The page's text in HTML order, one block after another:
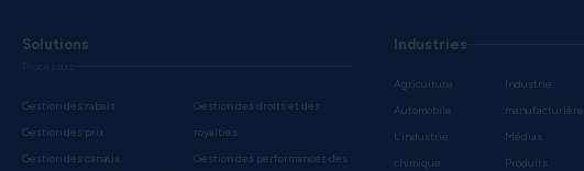
Solutions
Gestion des rabais
Gestion des prix
Gestion des canaux
Gestion des droits et des
royalties
Gestion des performances des
Industries
Agriculture
Automobile
L’industrie
chimique
Industrie
manufacturière
Médias
Produits